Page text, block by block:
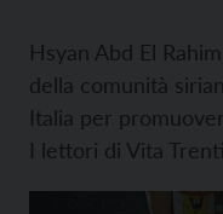
Hsyan Abd El
della comunità
Italia per
I lettori di Vita